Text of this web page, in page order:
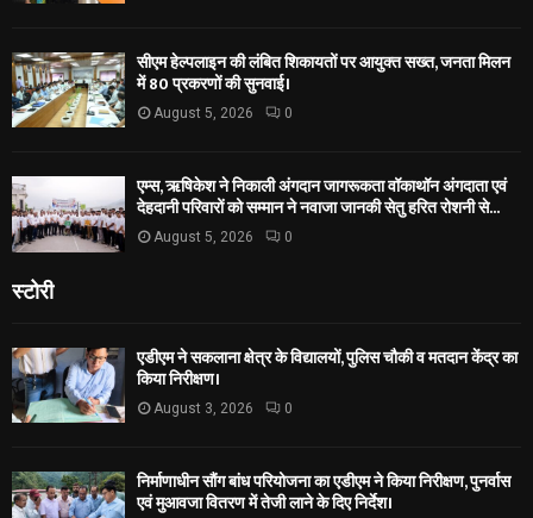
सीएम हेल्पलाइन की लंबित शिकायतों पर आयुक्त सख्त, जनता मिलन
में 80 प्रकरणों की सुनवाई।
August 5, 2026 0
एम्स, ऋषिकेश ने निकाली अंगदान जागरूकता वॉकाथॉन अंगदाता एवं
देहदानी परिवारों को सम्मान ने नवाजा जानकी सेतु हरित रोशनी से...
August 5, 2026 0
स्टोरी
एडीएम ने सकलाना क्षेत्र के विद्यालयों, पुलिस चौकी व मतदान केंद्र का
किया निरीक्षण।
August 3, 2026 0
निर्माणाधीन सौंग बांध परियोजना का एडीएम ने किया निरीक्षण, पुनर्वास
एवं मुआवजा वितरण में तेजी लाने के दिए निर्देश।